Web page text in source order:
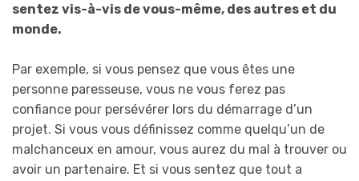
sentez vis-à-vis de vous-même, des autres et du
monde.
Par exemple, si vous pensez que vous êtes une
personne paresseuse, vous ne vous ferez pas
confiance pour persévérer lors du démarrage d’un
projet. Si vous vous définissez comme quelqu’un de
malchanceux en amour, vous aurez du mal à trouver ou
avoir un partenaire. Et si vous sentez que tout a